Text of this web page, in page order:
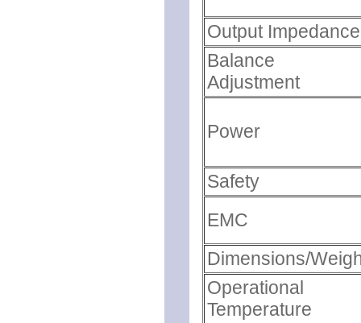
Output Impedance
Balance
Adjustment
Power
Safety
EMC
Dimensions/
Operational
Temperature